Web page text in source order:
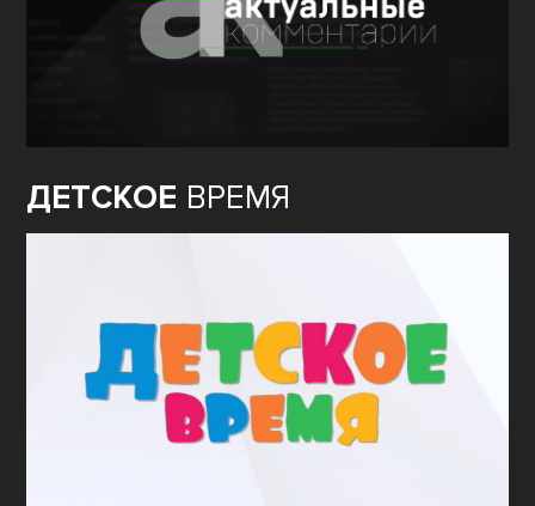
ДЕТСКОЕ ВРЕМЯ